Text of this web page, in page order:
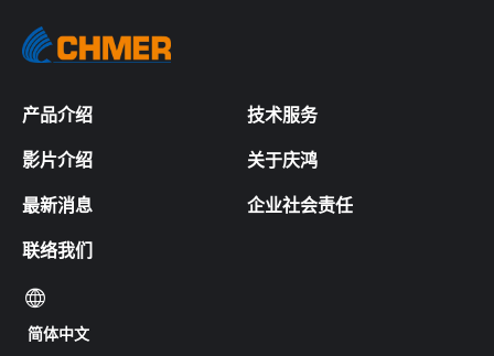
产品介绍 技术服务
影片介绍 关于庆鸿
最新消息 企业社会责任
联络我们
简体中文